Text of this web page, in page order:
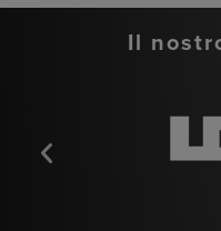
Il